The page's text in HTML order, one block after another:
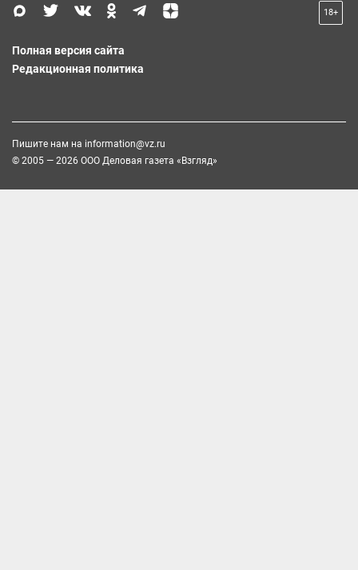
18+
Полная версия сайта
Редакционная политика
Пишите нам на information@vz.ru
© 2005 — 2026 ООО Деловая газета «Взгляд»